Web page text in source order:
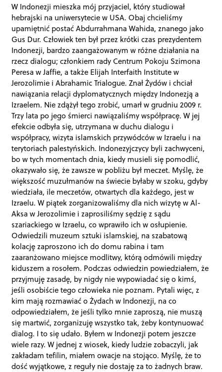
W Indonezji mieszka mój przyjaciel, który studiował
hebrajski na uniwersytecie w USA. Obaj chcieliśmy
upamiętnić postać Abdurrahmana Wahida, znanego jako
Gus Dur. Człowiek ten był przez krótki czas prezydentem
Indonezji, bardzo zaangażowanym w różne działania na
rzecz dialogu; członkiem rady Centrum Pokoju Szimona
Peresa w Jaffie, a także Elijah Interfaith Institute w
Jerozolimie i Abrahamic Trialogue. Znał Żydów i chciał
nawiązania relacji dyplomatycznych między Indonezją a
Izraelem. Nie zdążył tego zrobić, umarł w grudniu 2009 r.
Trzy lata po jego śmierci nawiązaliśmy współpracę. W jej
efekcie odbyła się, utrzymana w duchu dialogu i
współpracy, wizyta islamskich przywódców w Izraelu i na
terytoriach palestyńskich. Indonezyjczycy byli zachwyceni,
bo w tych momentach dnia, kiedy musieli się pomodlić,
okazywało się, że zawsze w pobliżu był meczet. Myślę, że
większość muzułmanów na świecie byłaby w szoku, gdyby
wiedziała, ile meczetów, otwartych dla każdego, jest w
Izraelu. W piątek zorganizowaliśmy dla nich wizytę w Al-
Aksa w Jerozolimie i zaprosiliśmy sędzię z sądu
szariackiego w Izraelu, co wprawiło ich w osłupienie.
Odwiedzili muzeum sztuki islamskiej, na szabatową
kolację zaproszono ich do domu rabina i tam
zaaranżowano miejsce modlitwy, którą odmówili między
kiduszem a rosołem. Podczas odwiedzin powiedziałem, że
przyjmuję zasadę, by nigdy nie wypowiadać się o kimś,
jeśli osobiście tego człowieka nie poznam. Pytali więc, z
kim mają rozmawiać o Żydach w Indonezji, na co
odpowiedziałem, że jeśli tylko mnie zaproszą, nie muszą
się martwić, zorganizuję wszystko tak, żeby kontynuować
dialog. I to się udało. Byłem w Indonezji potem jeszcze
wiele razy. W jednej z wiosek, kiedy ludzie zobaczyli, jak
zakładam tefilin, miałem owacje na stojąco. Myślę, że to
dość wyjątkowe, z reguły nie dostaję za to żadnych braw.